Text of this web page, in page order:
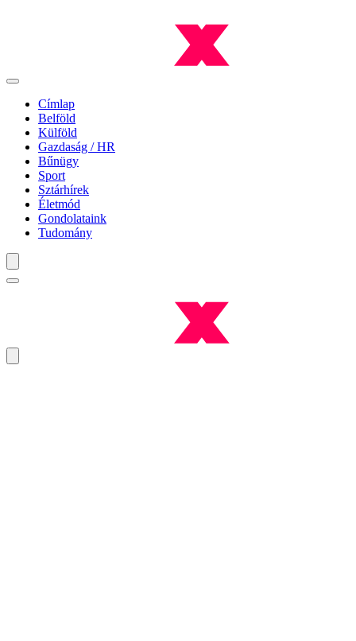
Címlap
Belföld
Külföld
Gazdaság / HR
Bűnügy
Sport
Sztárhírek
Életmód
Gondolataink
Tudomány